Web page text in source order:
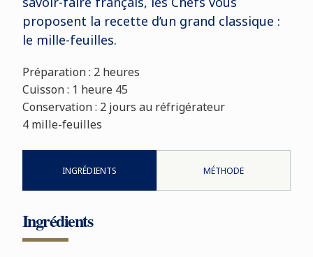
proposent la recette d’un grand classique :
le mille-feuilles.
Préparation : 2 heures
Cuisson : 1 heure 45
Conservation : 2 jours au réfrigérateur
4 mille-feuilles
INGRÉDIENTS MÉTHODE
Ingrédients